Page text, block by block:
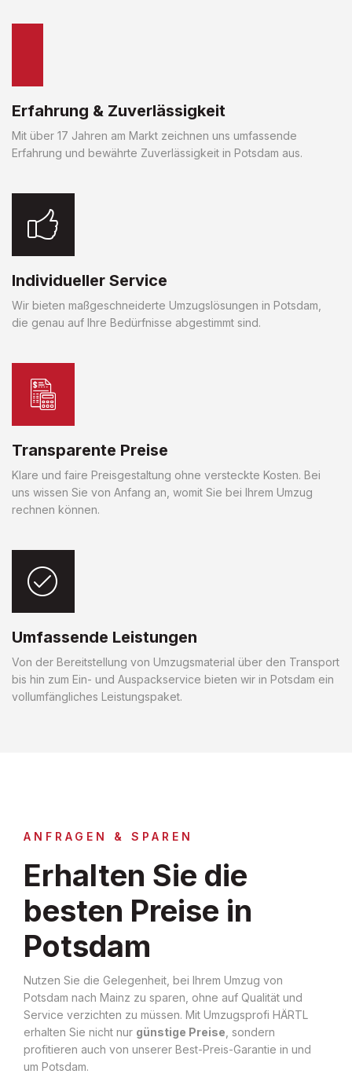
Erfahrung & Zuverlässigkeit
Mit über 17 Jahren am Markt zeichnen uns umfassende
Erfahrung und bewährte Zuverlässigkeit in Potsdam aus.
Individueller Service
Wir bieten maßgeschneiderte Umzugslösungen in Potsdam,
die genau auf Ihre Bedürfnisse abgestimmt sind.
Transparente Preise
Klare und faire Preisgestaltung ohne versteckte Kosten. Bei
uns wissen Sie von Anfang an, womit Sie bei Ihrem Umzug
rechnen können.
Umfassende Leistungen
Von der Bereitstellung von Umzugsmaterial über den Transport
bis hin zum Ein- und Auspackservice bieten wir in Potsdam ein
vollumfängliches Leistungspaket.
ANFRAGEN & SPAREN
Erhalten Sie die
besten Preise in
Potsdam
Nutzen Sie die Gelegenheit, bei Ihrem Umzug von
Potsdam nach Mainz zu sparen, ohne auf Qualität und
Service verzichten zu müssen. Mit Umzugsprofi HÄRTL
erhalten Sie nicht nur günstige Preise , sondern
profitieren auch von unserer Best-Preis-Garantie in und
um Potsdam.